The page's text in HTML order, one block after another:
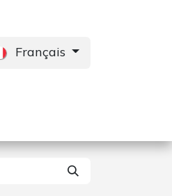
Français